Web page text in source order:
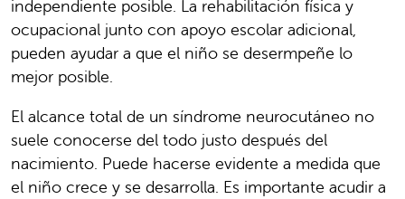
independiente posible. La rehabilitación física y
ocupacional junto con apoyo escolar adicional,
pueden ayudar a que el niño se desermpeñe lo
mejor posible.
El alcance total de un síndrome neurocutáneo no
suele conocerse del todo justo después del
nacimiento. Puede hacerse evidente a medida que
el niño crece y se desarrolla. Es importante acudir a